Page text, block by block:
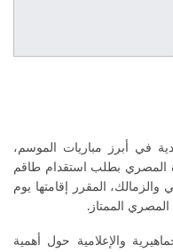
في أبرز مباريات الموسم،
المصري بطلب استقدام طاقم
والزمالك، المقرر إقامتها يوم
والإعلامية حول أهمية